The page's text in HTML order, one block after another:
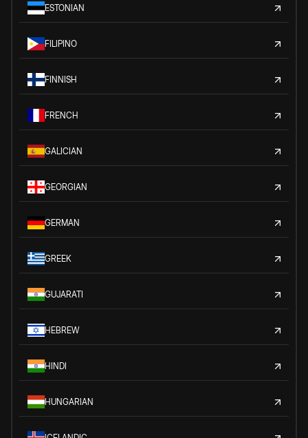
ESTONIAN
FILIPINO
FINNISH
FRENCH
GALICIAN
GEORGIAN
GERMAN
GREEK
GUJARATI
HEBREW
HINDI
HUNGARIAN